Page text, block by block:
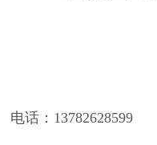
电话：13782628599